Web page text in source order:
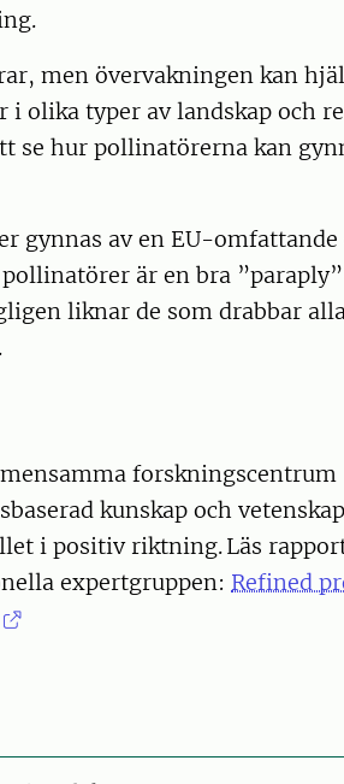
men övervakningen kan
olika typer av landskap och
hur pollinatörerna kan
gynnas av en EU-
är en bra
liknar de som drabbar
forskningscentrum
kunskap och
i positiv riktning. Läs
expertgruppen: Refined